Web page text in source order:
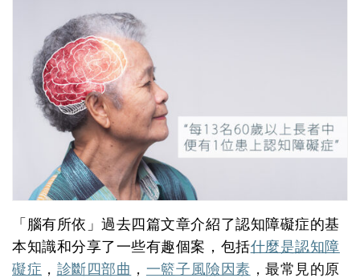
「腦有所依」過去四篇文章介紹了認知障礙症的基
本知識和分享了一些有趣個案，包括什麼是認知障
礙症 ， 診斷四部曲 ， 一籃子風險因素 ，最常見的原